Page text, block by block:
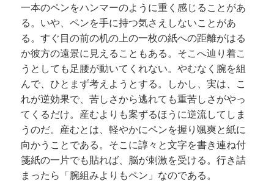
一本のペンをハンマーのように重く感じることがあ
る。いや、ペンを手に持つ気さえしないことがあ
る。すぐ目の前の机の上の一枚の紙への距離がはる
か彼方の遠景に見えることもある。そこへ辿り着こ
うとしても足腰が動いてくれない。やむなく腕を組
んで、ひとまず考えようとする。しかし、実は、こ
れが逆効果で、苦しさから逃れても重苦しさがやっ
てくるだけ。産むよりも案ずるほうに逆流してしま
うのだ。産むとは、軽やかにペンを握り颯爽と紙に
向かうことである。そこに諄々と文字を書き連ね付
箋紙の一片でも貼れば、脳が刺激を受ける。行き詰
まったら「腕組みよりもペン」なのである。